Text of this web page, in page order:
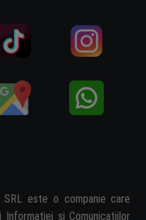
este o companie care
Informației și Comunicațiilor